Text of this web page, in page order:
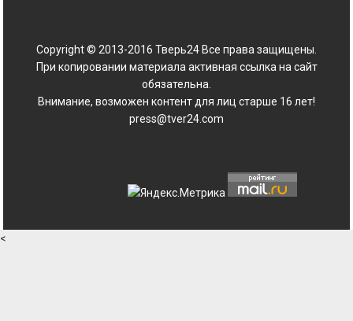
Copyright © 2013-2016 Тверь24 Все права защищены.
При копировании материала активная ссылка на сайт
обязательна.
Внимание, возможен контент для лиц старше 16 лет!
press@tver24.com
<